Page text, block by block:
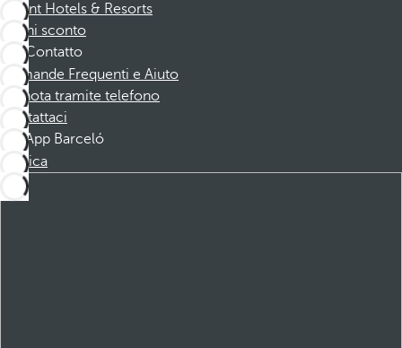
Dorint Hotels & Resorts
Buoni sconto
Contatto
Domande Frequenti e Aiuto
Prenota tramite telefono
Contattaci
App Barceló
Scarica